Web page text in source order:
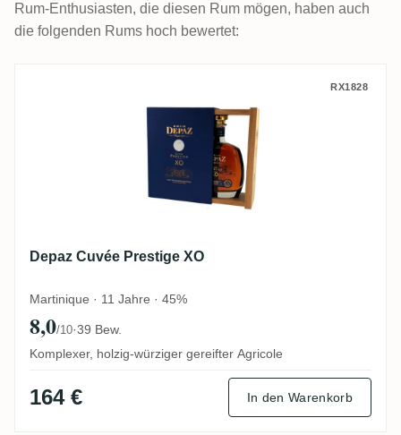
Rum-Enthusiasten, die diesen Rum mögen, haben auch
die folgenden Rums hoch bewertet:
RX1828
Depaz Cuvée Prestige XO
Martinique · 11 Jahre · 45%
8,0/10·39 Bew.
Komplexer, holzig-würziger gereifter Agricole
164 € In den Warenkorb